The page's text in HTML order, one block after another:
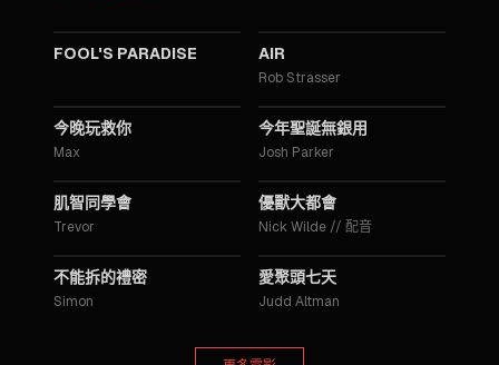
FOOL'S PARADISE AIR
Rob Strasser
今晚玩救你
Max
今年聖誕無銀用
Josh Parker
肌智同學會
Trevor
優獸大都會
Nick Wilde // 配音
不能拆的禮密
Simon
愛聚頭七天
Judd Altman